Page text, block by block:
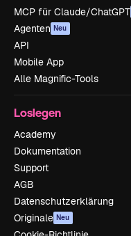
MCP für Claude/ChatGPT
Agenten Neu
API
Mobile App
Alle Magnific-Tools
Loslegen
Academy
Dokumentation
Support
AGB
Datenschutzerklärung
Originale Neu